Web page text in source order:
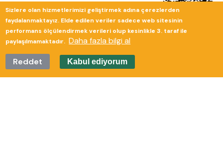
Sizlere olan hizmetlerimizi geliştirmek adına çerezlerden
faydalanmaktayız. Elde edilen veriler sadece web sitesinin
performans ölçülendirmek verileri olup kesinlikle 3. taraf ile
paylaşılmamaktadır. Daha fazla bilgi al
Reddet
Kabul ediyorum